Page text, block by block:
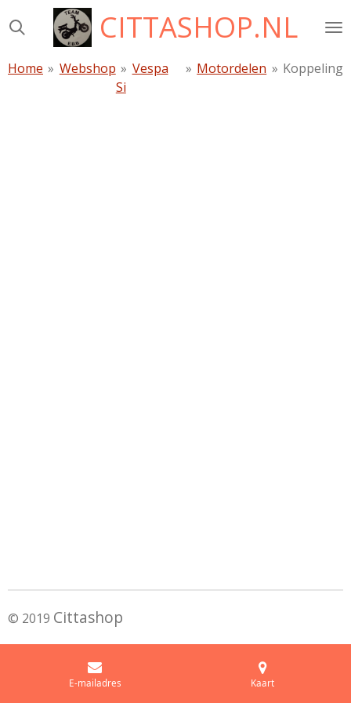
direct
de
CITTASHOP.NL
Home » Webshop » Vespa
Si
» Motordelen » Koppeling
© 2019 Cittashop
E-mailadres Kaart